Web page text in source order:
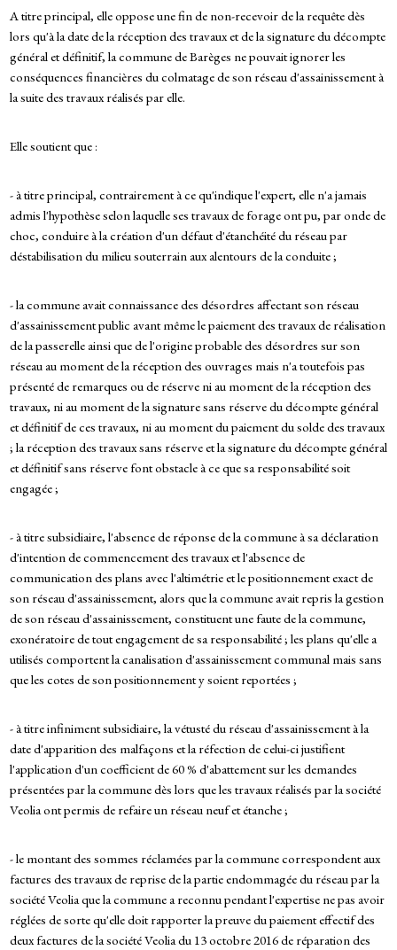
A titre principal, elle oppose une fin de non-recevoir de la requête dès
lors qu'à la date de la réception des travaux et de la signature du décompte
général et définitif, la commune de Barèges ne pouvait ignorer les
conséquences financières du colmatage de son réseau d'assainissement à
la suite des travaux réalisés par elle.
Elle soutient que :
- à titre principal, contrairement à ce qu'indique l'expert, elle n'a jamais
admis l'hypothèse selon laquelle ses travaux de forage ont pu, par onde de
choc, conduire à la création d'un défaut d'étanchéité du réseau par
déstabilisation du milieu souterrain aux alentours de la conduite ;
- la commune avait connaissance des désordres affectant son réseau
d'assainissement public avant même le paiement des travaux de réalisation
de la passerelle ainsi que de l'origine probable des désordres sur son
réseau au moment de la réception des ouvrages mais n'a toutefois pas
présenté de remarques ou de réserve ni au moment de la réception des
travaux, ni au moment de la signature sans réserve du décompte général
et définitif de ces travaux, ni au moment du paiement du solde des travaux
; la réception des travaux sans réserve et la signature du décompte général
et définitif sans réserve font obstacle à ce que sa responsabilité soit
engagée ;
- à titre subsidiaire, l'absence de réponse de la commune à sa déclaration
d'intention de commencement des travaux et l'absence de
communication des plans avec l'altimétrie et le positionnement exact de
son réseau d'assainissement, alors que la commune avait repris la gestion
de son réseau d'assainissement, constituent une faute de la commune,
exonératoire de tout engagement de sa responsabilité ; les plans qu'elle a
utilisés comportent la canalisation d'assainissement communal mais sans
que les cotes de son positionnement y soient reportées ;
- à titre infiniment subsidiaire, la vétusté du réseau d'assainissement à la
date d'apparition des malfaçons et la réfection de celui-ci justifient
l'application d'un coefficient de 60 % d'abattement sur les demandes
présentées par la commune dès lors que les travaux réalisés par la société
Veolia ont permis de refaire un réseau neuf et étanche ;
- le montant des sommes réclamées par la commune correspondent aux
factures des travaux de reprise de la partie endommagée du réseau par la
société Veolia que la commune a reconnu pendant l'expertise ne pas avoir
réglées de sorte qu'elle doit rapporter la preuve du paiement effectif des
deux factures de la société Veolia du 13 octobre 2016 de réparation des